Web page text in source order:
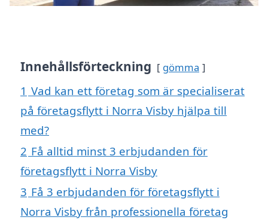
Innehållsförteckning gömma
1 Vad kan ett företag som är specialiserat
på företagsflytt i Norra Visby hjälpa till
med?
2 Få alltid minst 3 erbjudanden för
företagsflytt i Norra Visby
3 Få 3 erbjudanden för företagsflytt i
Norra Visby från professionella företag